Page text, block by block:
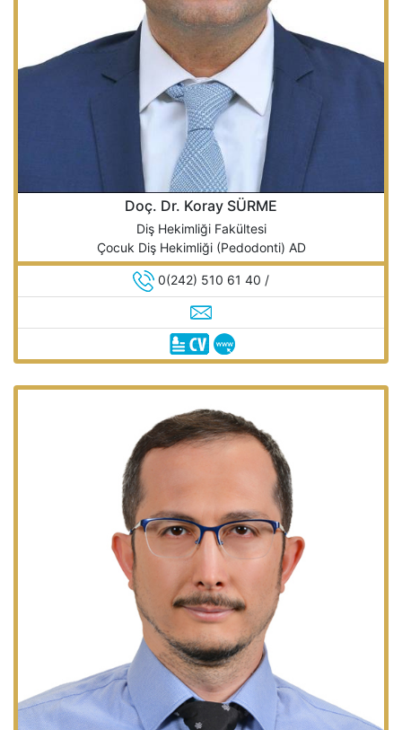
Doç. Dr. Koray SÜRME
Diş Hekimliği Fakültesi
Çocuk Diş Hekimliği (Pedodonti) AD
0(242) 510 61 40 /